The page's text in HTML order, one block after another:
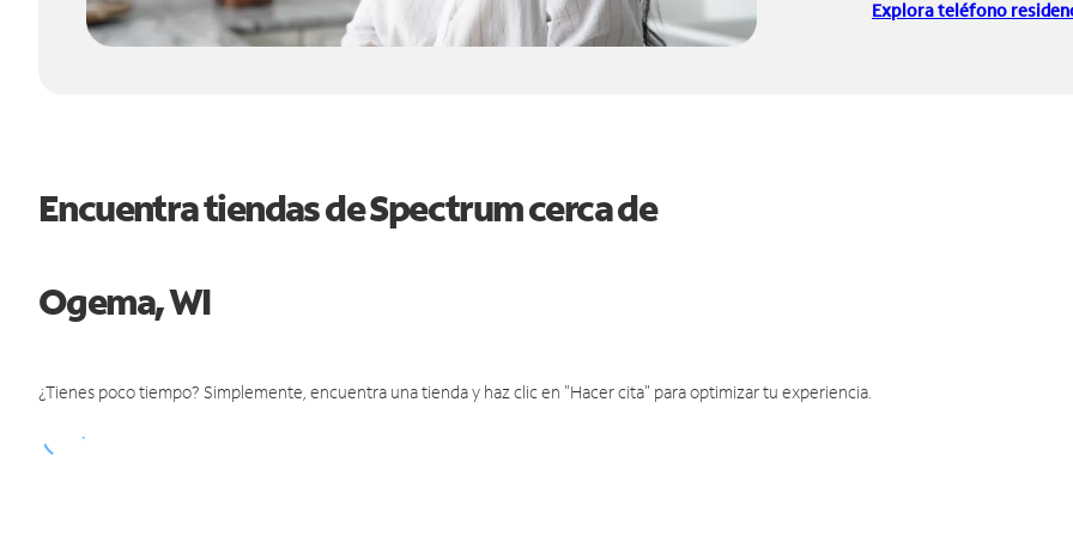
Explora teléfono
Encuentra tiendas de Spectrum cerca de
Ogema, WI
¿Tienes poco tiempo? Simplemente, encuentra una tienda y haz clic en "Hacer cita" para optimizar tu experiencia.